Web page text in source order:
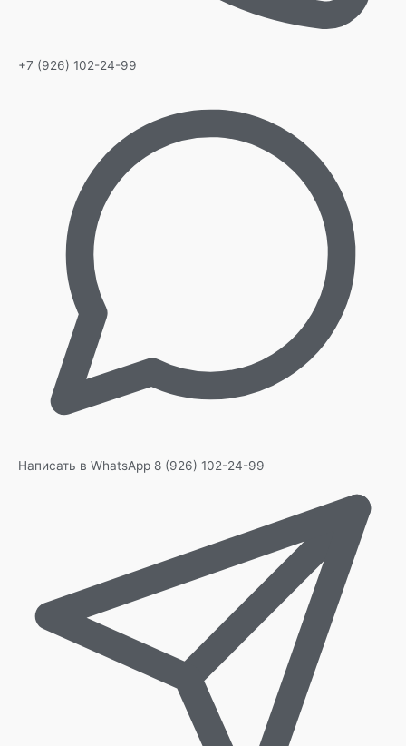
+7 (926) 102-24-99
Написать в WhatsApp 8 (926) 102-24-99